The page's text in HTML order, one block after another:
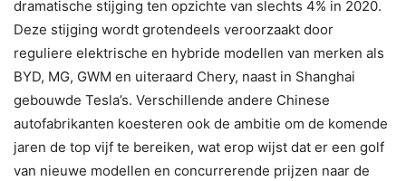
dramatische stijging ten opzichte van slechts 4% in 2020.
Deze stijging wordt grotendeels veroorzaakt door
reguliere elektrische en hybride modellen van merken als
BYD, MG, GWM en uiteraard Chery, naast in Shanghai
gebouwde Tesla’s. Verschillende andere Chinese
autofabrikanten koesteren ook de ambitie om de komende
jaren de top vijf te bereiken, wat erop wijst dat er een golf
van nieuwe modellen en concurrerende prijzen naar de